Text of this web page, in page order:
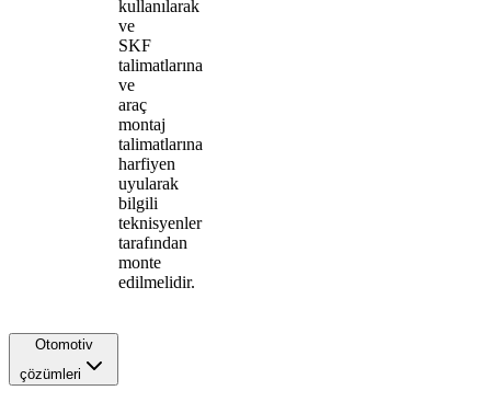
kullanılarak
ve
SKF
talimatlarına
ve
araç
montaj
talimatlarına
harfiyen
uyularak
bilgili
teknisyenler
tarafından
monte
edilmelidir.
Otomotiv
çözümleri